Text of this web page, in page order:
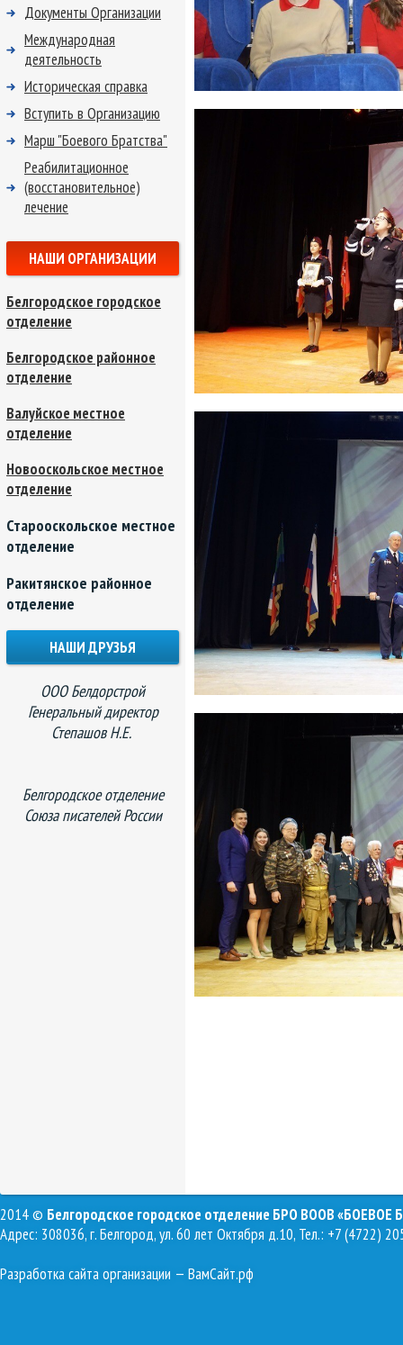
Документы Организации
Международная
деятельность
Историческая справка
Вступить в Организацию
Марш "Боевого Братства"
Реабилитационное
(восстановительное)
лечение
НАШИ ОРГАНИЗАЦИИ
Белгородское городское
отделение
Белгородское районное
отделение
Валуйское местное
отделение
Новооскольское местное
отделение
Старооскольское местное
отделение
Ракитянское районное
отделение
НАШИ ДРУЗЬЯ
ООО Белдорстрой
Генеральный директор
Степашов Н.Е.
Белгородское отделение
Союза писателей России
2014 © Белгородское городское отделение БРО ВООВ «БОЕВОЕ
Адрес: 308036, г. Белгород, ул. 60 лет Октября д.10, Тел.: +7 (4722)
Разработка сайта организации — ВамСайт.рф